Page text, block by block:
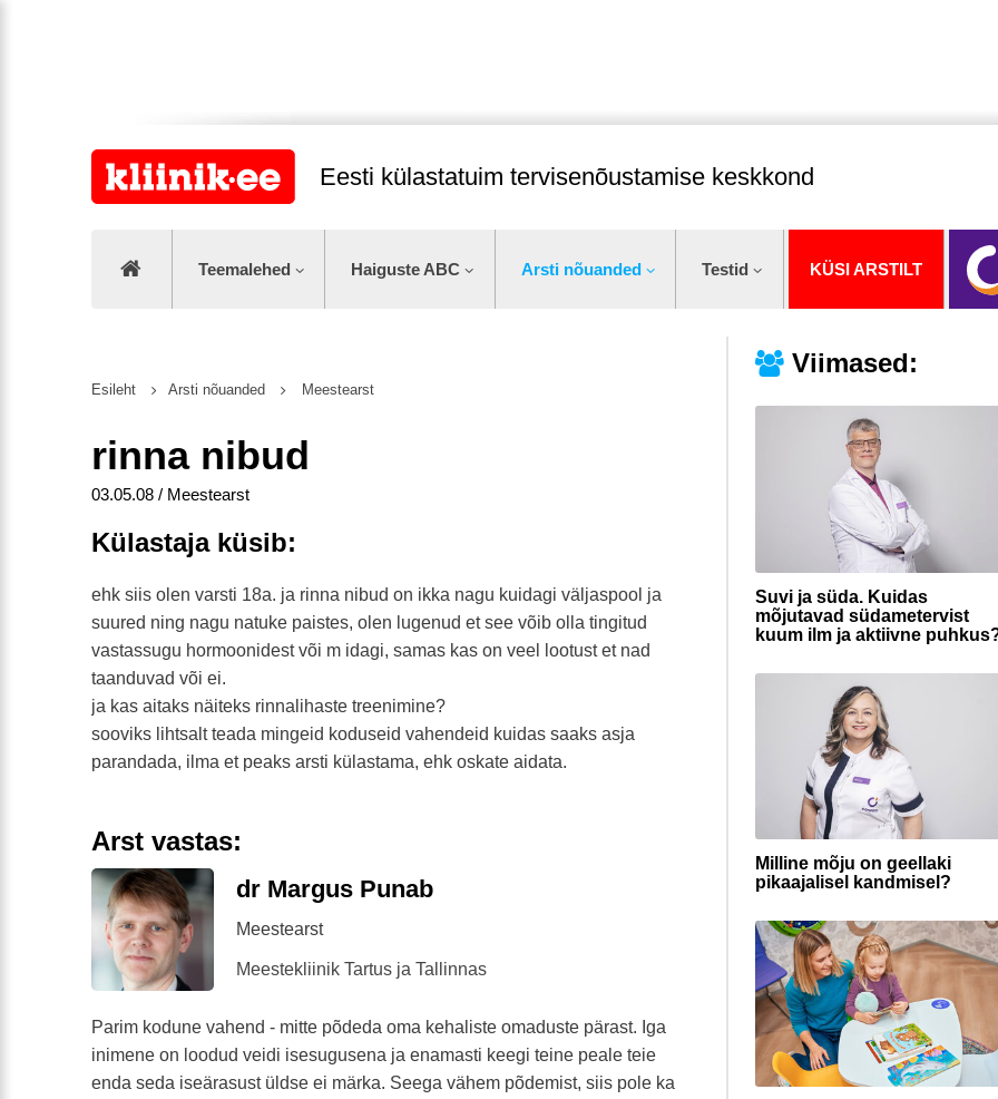
Eesti külastatuim tervisenõustamise keskkond
Teemalehed Haiguste ABC Arsti nõuanded Testid KÜSI ARSTILT
Viimased:
Suvi ja süda. Kuidas
mõjutavad südametervist
kuum ilm ja aktiivne
Milline mõju on geellaki
pikaajalisel kandmisel?
Esileht Arsti nõuanded Meestearst
rinna nibud
03.05.08 / Meestearst
Külastaja küsib:
ehk siis olen varsti 18a. ja rinna nibud on ikka nagu kuidagi väljaspool ja
suured ning nagu natuke paistes, olen lugenud et see võib olla tingitud
vastassugu hormoonidest või m idagi, samas kas on veel lootust et nad
taanduvad või ei.
ja kas aitaks näiteks rinnalihaste treenimine?
sooviks lihtsalt teada mingeid koduseid vahendeid kuidas saaks asja
parandada, ilma et peaks arsti külastama, ehk oskate aidata.
Arst vastas:
dr Margus Punab
Meestearst
Meestekliinik Tartus ja Tallinnas
Parim kodune vahend - mitte põdeda oma kehaliste omaduste pärast. Iga
inimene on loodud veidi isesugusena ja enamasti keegi teine peale teie
enda seda iseärasust üldse ei märka. Seega vähem põdemist, siis pole ka